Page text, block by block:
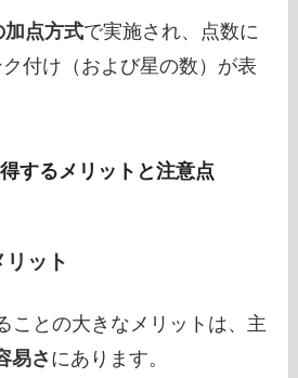
加点方式で実施され、点数に
付け（および星の数）が表
するメリットと注意点
ット
ことの大きなメリットは、主
易さ にあります。